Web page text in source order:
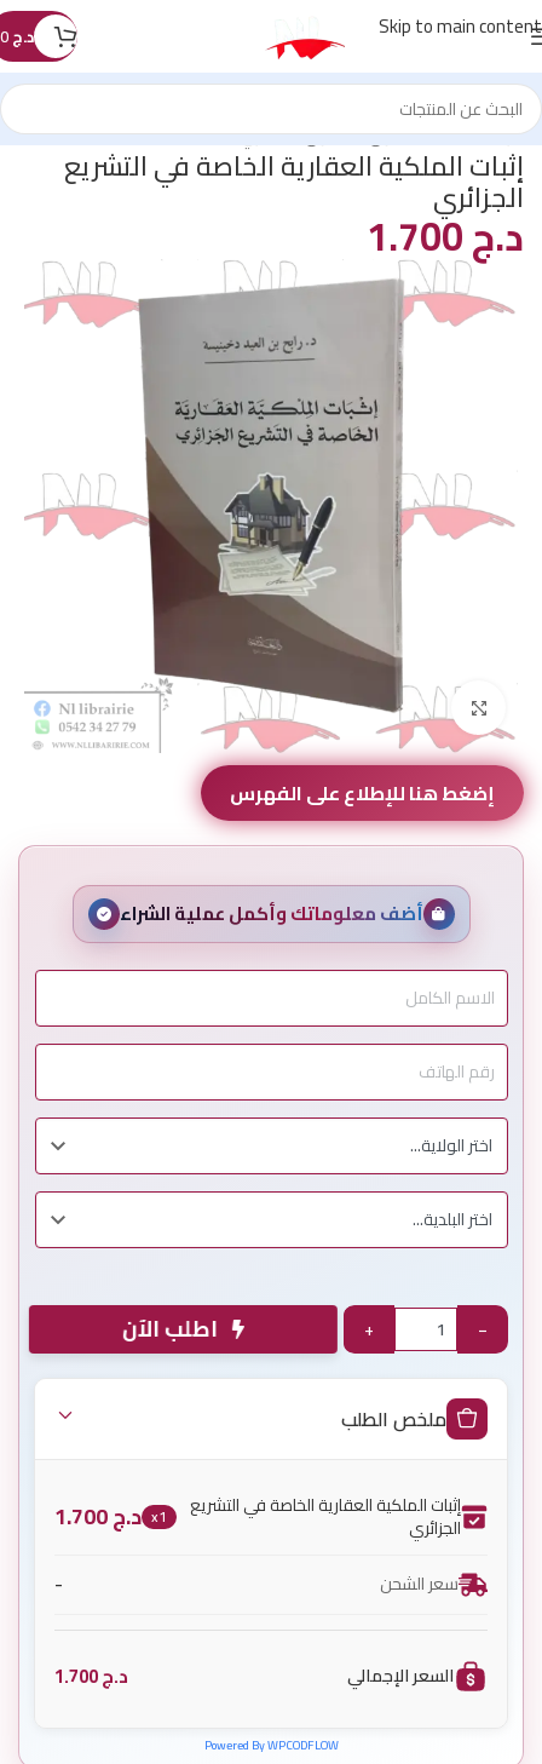
Skip to main content د.ج
الرئيسية/كتب القانون/القانون العقاري
إثبات الملكية العقارية الخاصة في التشريع
الجزائري
د.ج
Click to enlarge
إضغط هنا للإطلاع على الفهرس
أضف معلوماتك وأكمل عملية الشراء
−
+ اطلب الآن
ملخص الطلب
إثبات الملكية العقارية الخاصة في التشريع
الجزائري x1 د.ج
سعر الشحن -
السعر الإجمالي د.ج
Powered By WPCODFLOW